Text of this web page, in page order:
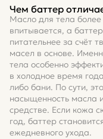
Чем баттер
Масло для тела более
впитывается, а
питательнее за счёт
масел в основе.
тела особенно
в холодное время
либо бани. По сути,
насыщенность масла
средстве. Если кожа
год, баттер
ежедневного ухода.